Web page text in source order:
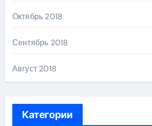
Октябрь 2018
Сентябрь 2018
Август 2018
Категории